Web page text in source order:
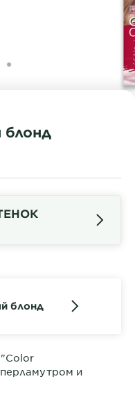
2 3 4
SLIDE 5
блонд
блонд
и